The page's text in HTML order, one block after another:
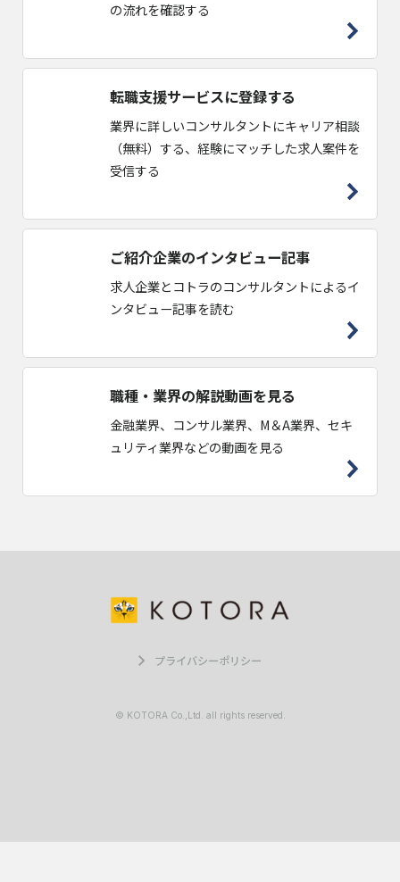
の流れを確認する
転職支援サービスに登録する
業界に詳しいコンサルタントにキャリア相談
（無料）する、経験にマッチした求人案件を
受信する
ご紹介企業のインタビュー記事
求人企業とコトラのコンサルタントによるイ
ンタビュー記事を読む
職種・業界の解説動画を見る
金融業界、コンサル業界、M＆A業界、セキ
ュリティ業界などの動画を見る
プライバシーポリシー
© KOTORA Co.,Ltd. all rights reserved.